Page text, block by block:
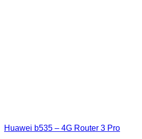
Huawei b535 – 4G Router 3 Pro